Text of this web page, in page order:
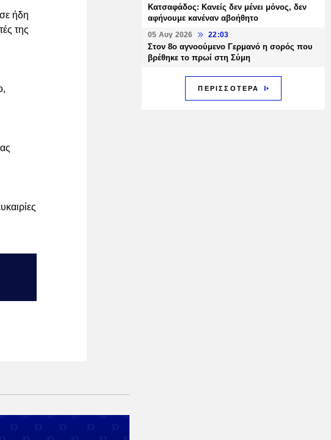
ήδη
της
Κατσαφάδος: Κανείς δεν μένει μόνος, δεν
αφήνουμε κανέναν αβοήθητο
05 Αυγ 2026 22:03
Στον 8ο αγνοούμενο Γερμανό η σορός που
βρέθηκε το πρωί στη Σύμη
ΠΕΡΙΣΣΟΤΕΡΑ